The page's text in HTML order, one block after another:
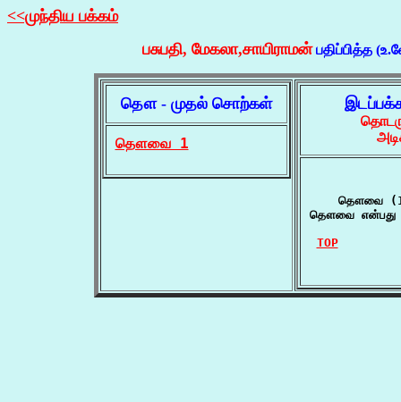
<<முந்திய பக்கம்
பசுபதி, மேகலா,சாயிராமன் பதிப்பித்த
தௌ - முதல் சொற்கள்
தௌவை 1
தௌவை
தௌவை என்பது
TOP